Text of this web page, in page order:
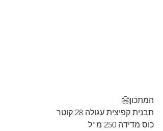
המתכון🤗
תבנית קפיצית עגולה 28 קוטר
כוס מדידה 250 מ"ל